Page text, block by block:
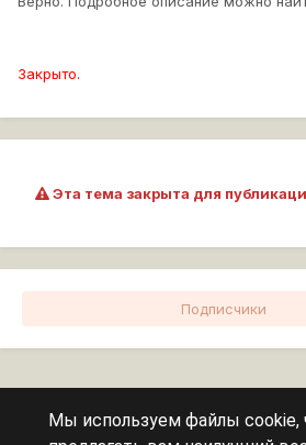
Закрыто.
Эта тема закрыта для
Подписчики
Мы используем файлы cookie,